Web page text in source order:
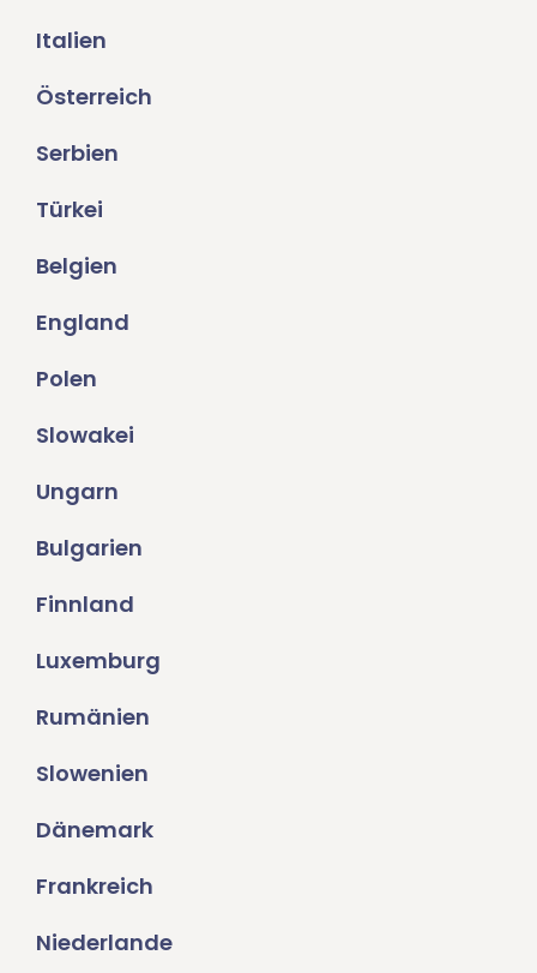
Italien
Österreich
Serbien
Türkei
Belgien
England
Polen
Slowakei
Ungarn
Bulgarien
Finnland
Luxemburg
Rumänien
Slowenien
Dänemark
Frankreich
Niederlande